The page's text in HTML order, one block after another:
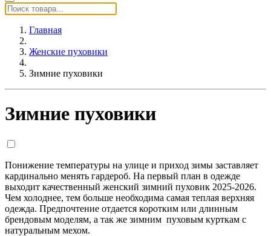
Главная
Женские пуховики
Зимние пуховики
Зимние пуховики
Понижение температуры на улице и приход зимы заставляет
кардинально менять гардероб. На первый план в одежде
выходит качественный женский зимний пуховик 2025-2026.
Чем холоднее, тем больше необходима самая теплая верхняя
одежда. Предпочтение отдается коротким или длинным
брендовым моделям, а так же зимним пуховым курткам с
натуральным мехом.